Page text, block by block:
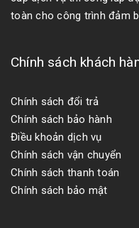
toàn cho công trình đảm
Chính sách khách
Chính sách đổi trả
Chính sách bảo hành
Điều khoản dịch vụ
Chính sách vận chuyển
Chính sách thanh toán
Chính sách bảo mật